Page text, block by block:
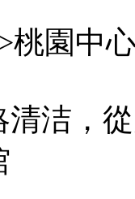
桃園中
清洁，